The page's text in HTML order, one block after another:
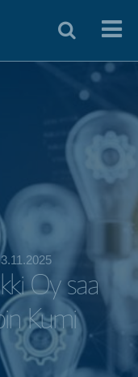
3.11.2025
Oy saa
Kumi